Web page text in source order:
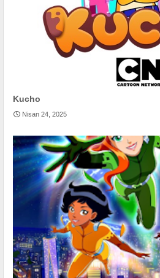
Kucho
Nisan 24, 2025